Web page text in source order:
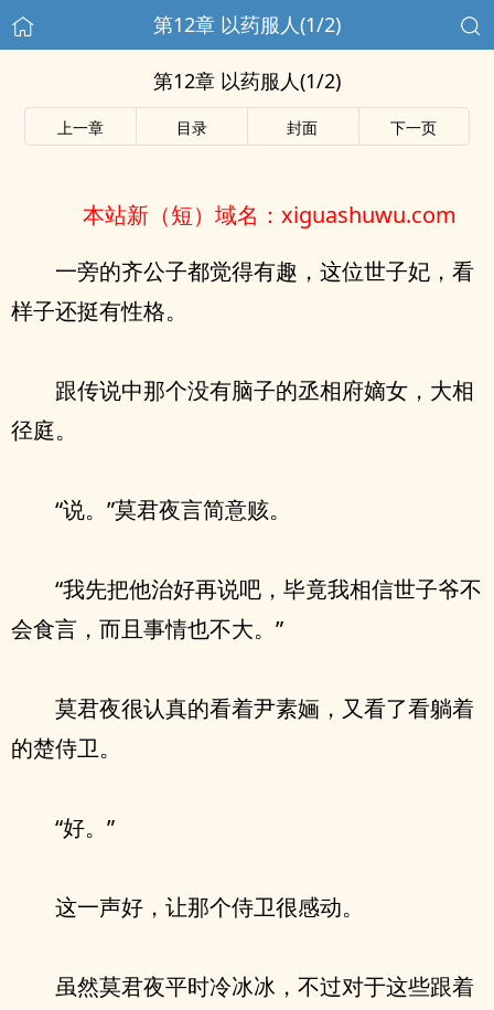
第12章 以药服人(1/2)
第12章 以药服人(1/2)
上一章 目录 封面 下一页
本站新（短）域名：xiguashuwu.com
一旁的齐公子都觉得有趣，这位世子妃，看
样子还挺有性格。
跟传说中那个没有脑子的丞相府嫡女，大相
径庭。
“说。”莫君夜言简意赅。
“我先把他治好再说吧，毕竟我相信世子爷不
会食言，而且事情也不大。”
莫君夜很认真的看着尹素婳，又看了看躺着
的楚侍卫。
“好。”
这一声好，让那个侍卫很感动。
虽然莫君夜平时冷冰冰，不过对于这些跟着